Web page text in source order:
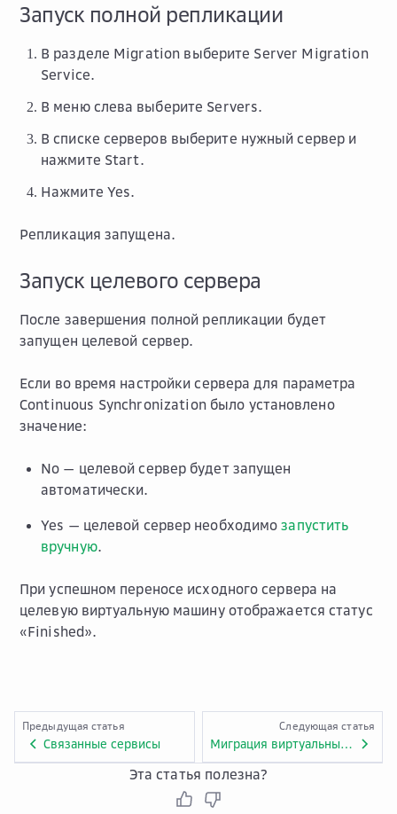
Запуск полной репликации
В разделе Migration выберите Server Migration
Service.
В меню слева выберите Servers.
В списке серверов выберите нужный сервер и
нажмите Start.
Нажмите Yes.
Репликация запущена.
Запуск целевого сервера
После завершения полной репликации будет
запущен целевой сервер.
Если во время настройки сервера для параметра
Continuous Synchronizationбыло установлено
значение:
No — целевой сервер будет запущен
автоматически.
Yes — целевой сервер необходимозапустить
вручную.
При успешном переносе исходного сервера на
целевую виртуальную машину отображается статус
«Finished».
Предыдущая статья
Связанные сервисы
Следующая статья
Миграция виртуальных машин в облако Advanced
Эта статья полезна?